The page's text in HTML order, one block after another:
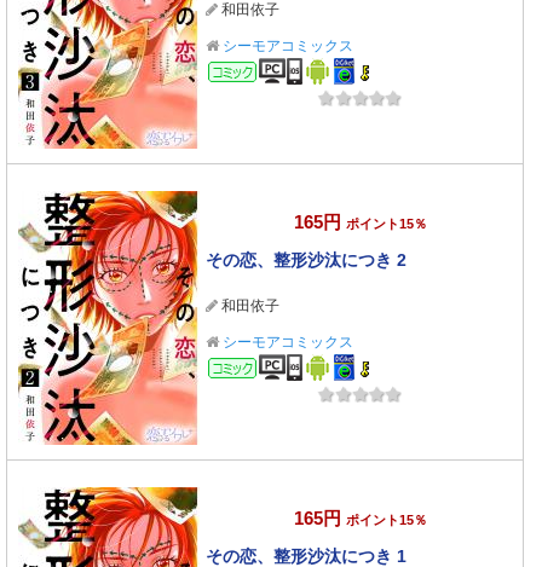
和田依子
シーモアコミックス
コミック
165円 ポイント15％
その恋、整形沙汰につき 2
和田依子
シーモアコミックス
コミック
165円 ポイント15％
その恋、整形沙汰につき 1